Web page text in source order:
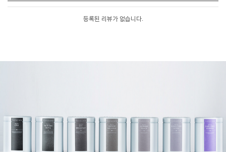
등록된 리뷰가 없습니다.